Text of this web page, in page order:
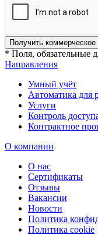
Получить
* Поля, обязательные
Направления
Умный учёт
Автоматика для
Услуги
Контроль
Контрактное
О компании
О нас
Сертификаты
Отзывы
Вакансии
Новости
Политика
Политика cookie